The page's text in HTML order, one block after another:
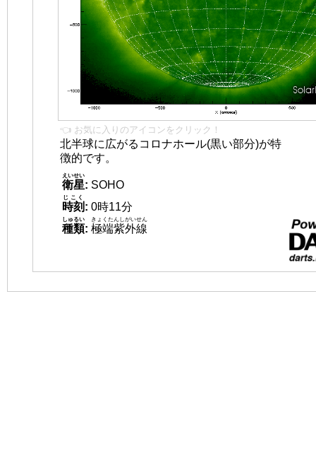
👈 お気に入りのアイコンをクリック！
北半球に広がるコロナホール(黒い部分)が特
徴的です。
衛星
えいせい
: SOHO
時刻
じこく
: 0時11分
種類
しゅるい
: 極端紫外線
きょくたんしがいせん